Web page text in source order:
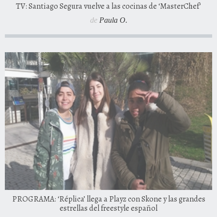
TV: Santiago Segura vuelve a las cocinas de ‘MasterChef’
de Paula O.
PROGRAMA: ‘Réplica’ llega a Playz con Skone y las grandes
estrellas del freestyle español